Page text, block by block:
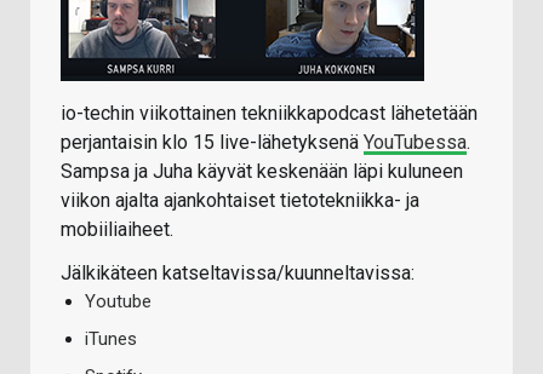
io-techin viikottainen tekniikkapodcast lähetetään
perjantaisin klo 15 live-lähetyksenä YouTubessa.
Sampsa ja Juha käyvät keskenään läpi kuluneen
viikon ajalta ajankohtaiset tietotekniikka- ja
mobiiliaiheet.
Jälkikäteen katseltavissa/kuunneltavissa:
Youtube
iTunes